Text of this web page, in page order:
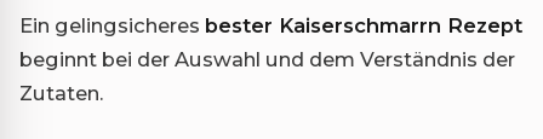
Ein gelingsicheres bester Kaiserschmarrn Rezept
beginnt bei der Auswahl und dem Verständnis der
Zutaten.